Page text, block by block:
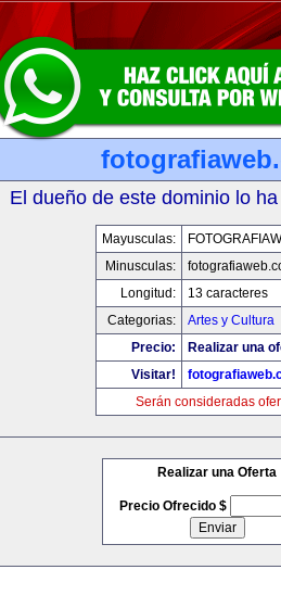
El dueño de este dominio lo
Mayusculas:
Minusculas:
Longitud:
13 caracteres
Categorias:
Artes y Cultura
Precio:
Realizar una
Visitar!
Serán consideradas
Realizar una Oferta
Precio Ofrecido $